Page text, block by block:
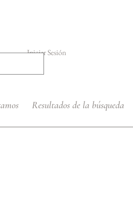
Iniciar Sesión
Resultados de la búsqueda